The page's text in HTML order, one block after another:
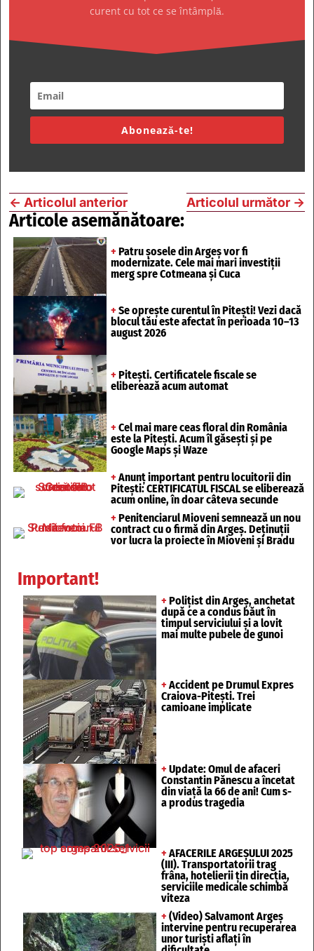
curent cu tot ce se întâmplă.
Abonează-te!
← Articolul anterior Articolul următor →
Articole asemănătoare:
+ Patru șosele din Argeș vor fi
modernizate. Cele mai mari investiții
merg spre Cotmeana și Cuca
+ Se oprește curentul în Pitești! Vezi dacă
blocul tău este afectat în perioada 10–13
august 2026
+ Pitești. Certificatele fiscale se
eliberează acum automat
+ Cel mai mare ceas floral din România
este la Pitești. Acum îl găsești și pe
Google Maps și Waze
+ Anunț important pentru locuitorii din
Pitești: CERTIFICATUL FISCAL se eliberează
acum online, în doar câteva secunde
+ Penitenciarul Mioveni semnează un nou
contract cu o firmă din Argeș. Deținuții
vor lucra la proiecte în Mioveni și Bradu
Important!
+ Polițist din Argeș, anchetat
după ce a condus băut în
timpul serviciului și a lovit
mai multe pubele de gunoi
+ Accident pe Drumul Expres
Craiova-Pitești. Trei
camioane implicate
+ Update: Omul de afaceri
Constantin Pănescu a încetat
din viață la 66 de ani! Cum s-
a produs tragedia
+ AFACERILE ARGEȘULUI 2025
(III). Transportatorii trag
frâna, hotelierii țin direcția,
serviciile medicale schimbă
viteza
+ (Video) Salvamont Argeș
intervine pentru recuperarea
unor turişti aflaţi în